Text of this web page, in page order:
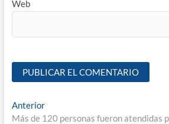
Web
Anterior
Más de 120 personas fueron atendidas